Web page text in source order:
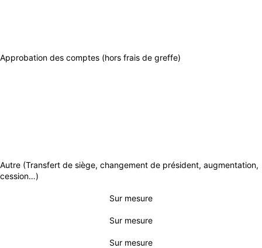
Approbation des comptes (hors frais de greffe)
Autre (Transfert de siège, changement de président, augmentation,
cession…)
Sur mesure
Sur mesure
Sur mesure